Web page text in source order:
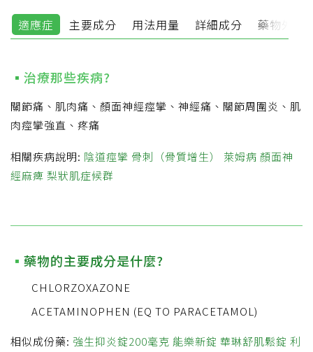
適應症 主要成分 用法用量 詳細成分 藥物外觀
治療那些疾病?
關節痛、肌肉痛、顏面神經痙攣、神經痛、關節周圍炎、肌
肉痙攣強直、疼痛
相關疾病說明: 陰道痙攣 骨刺（骨質增生） 萊姆病 顏面神
經麻痺 梨狀肌症候群
藥物的主要成分是什麼?
CHLORZOXAZONE
ACETAMINOPHEN (EQ TO PARACETAMOL)
相似成份藥: 強生抑炎錠200毫克 能樂新錠 華琳舒肌鬆錠 利